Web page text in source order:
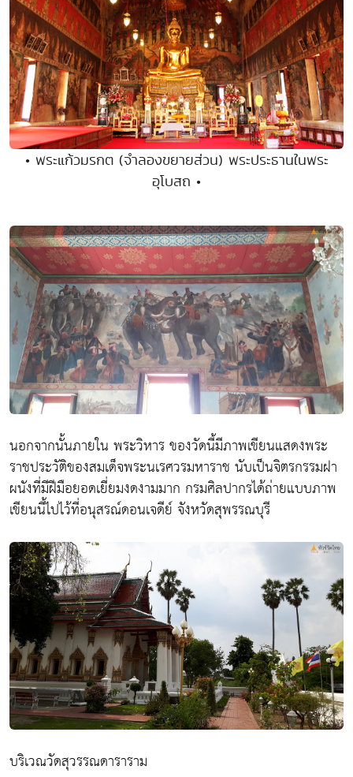
• พระแก้วมรกต (จำลองขยายส่วน) พระประธานในพระ
อุโบสถ •
นอกจากนั้นภายใน พระวิหาร ของวัดนี้มีภาพเขียนแสดงพระ
ราชประวัติของสมเด็จพระนเรศวรมหาราช นับเป็นจิตรกรรมฝา
ผนังที่มีฝีมือยอดเยี่ยมงดงามมาก กรมศิลปากรได้ถ่ายแบบภาพ
เขียนนี้ไปไว้ที่อนุสรณ์ดอนเจดีย์ จังหวัดสุพรรณบุรี
บริเวณวัดสุวรรณดาราราม